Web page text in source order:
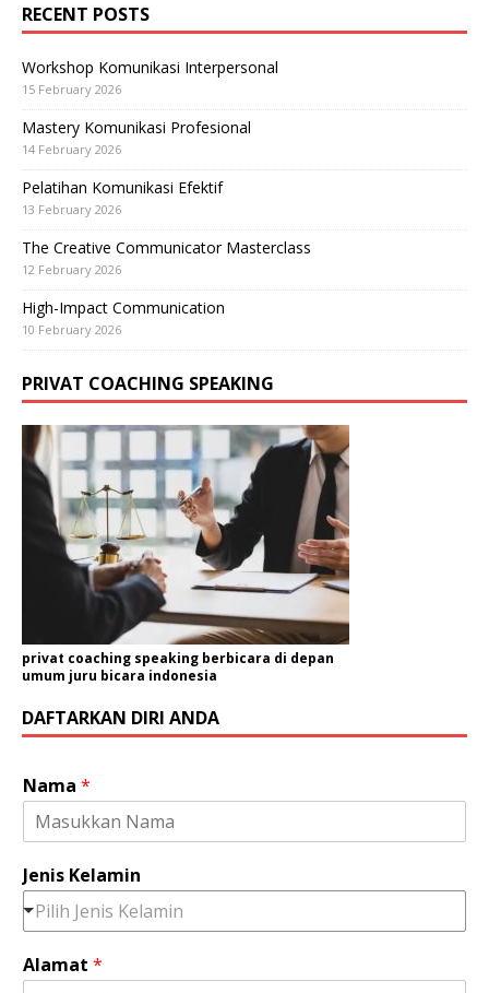
RECENT POSTS
Workshop Komunikasi Interpersonal
15 February 2026
Mastery Komunikasi Profesional
14 February 2026
Pelatihan Komunikasi Efektif
13 February 2026
The Creative Communicator Masterclass
12 February 2026
High-Impact Communication
10 February 2026
PRIVAT COACHING SPEAKING
privat coaching speaking berbicara di depan
umum juru bicara indonesia
DAFTARKAN DIRI ANDA
Nama *
Jenis Kelamin
Pilih Jenis Kelamin
Alamat *